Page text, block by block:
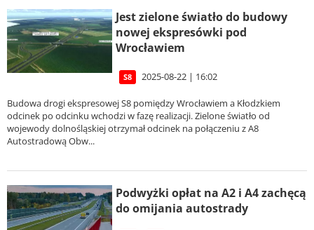
Jest zielone światło do budowy
nowej ekspresówki pod
Wrocławiem
S8 2025-08-22 | 16:02
Budowa drogi ekspresowej S8 pomiędzy Wrocławiem a Kłodzkiem
odcinek po odcinku wchodzi w fazę realizacji. Zielone światło od
wojewody dolnośląskiej otrzymał odcinek na połączeniu z A8
Autostradową Obw...
Podwyżki opłat na A2 i A4 zachęcą
do omijania autostrady